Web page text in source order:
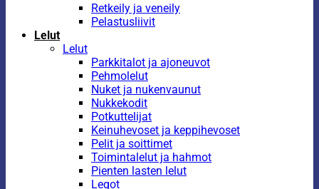
Retkeily ja veneily
Pelastusliivit
Lelut
Lelut
Parkkitalot ja ajoneuvot
Pehmolelut
Nuket ja nukenvaunut
Nukkekodit
Potkuttelijat
Keinuhevoset ja keppihevoset
Pelit ja soittimet
Toimintalelut ja hahmot
Pienten lasten lelut
Legot